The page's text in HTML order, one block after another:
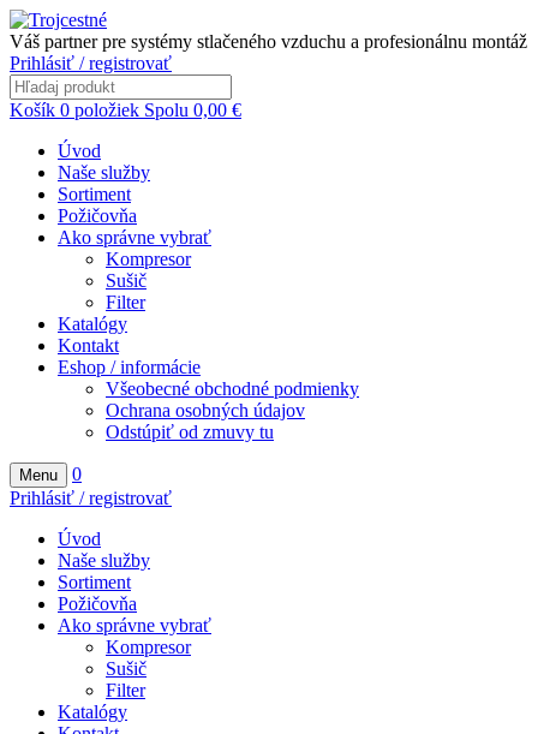
Váš partner pre systémy stlačeného vzduchu a profesionálnu montáž
Prihlásiť / registrovať
Košík 0 položiek Spolu 0,00 €
Úvod
Naše služby
Sortiment
Požičovňa
Ako správne vybrať
Kompresor
Sušič
Filter
Katalógy
Kontakt
Eshop / informácie
Všeobecné obchodné podmienky
Ochrana osobných údajov
Odstúpiť od zmuvy tu
Menu
0
Prihlásiť / registrovať
Úvod
Naše služby
Sortiment
Požičovňa
Ako správne vybrať
Kompresor
Sušič
Filter
Katalógy